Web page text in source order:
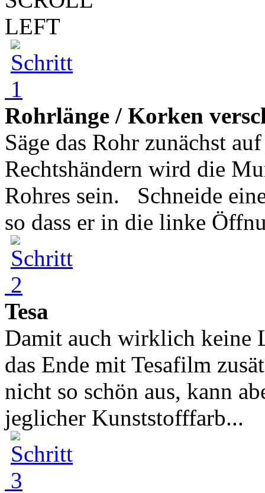
Rohrlänge / Korken
Säge das Rohr zunächst
Rechtshändern wird die
Rohres sein. Schneide
so dass er in die linke
Tesa
Damit auch wirklich keine
das Ende mit Tesafilm
nicht so schön aus, kann
jeglicher Kunststofffarb...